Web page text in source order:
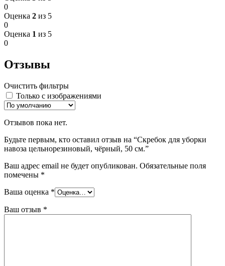
0
Оценка 2 из 5
0
Оценка 1 из 5
0
Отзывы
Очистить фильтры
Только с изображениями
Отзывов пока нет.
Будьте первым, кто оставил отзыв на “Скребок для уборки
навоза цельнорезиновый, чёрный, 50 см.”
Ваш адрес email не будет опубликован. Обязательные поля
помечены *
Ваша оценка *
Ваш отзыв *